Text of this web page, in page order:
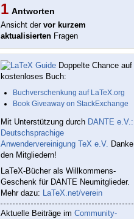
1 Antworten
Ansicht der vor kurzem
aktualisierten Fragen
Doppelte Chance auf
kostenloses Buch:
Buchverschenkung auf LaTeX.org
Book Giveaway on StackExchange
Mit Unterstützung durch DANTE e.V.:
Deutschsprachige
Anwendervereinigung TeX e.V. Danke
den Mitgliedern!
LaTeX-Bücher als Willkommens-
Geschenk für DANTE Neumitglieder.
Mehr dazu: LaTeX.net/verein
Aktuelle Beiträge im Community-